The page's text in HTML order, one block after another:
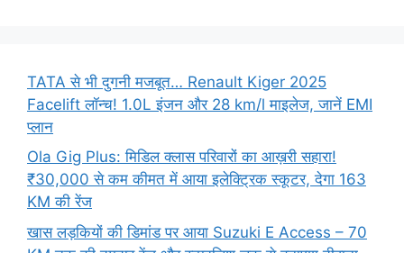
TATA से भी दुगनी मजबूत… Renault Kiger 2025
Facelift लॉन्च! 1.0L इंजन और 28 km/l माइलेज, जानें EMI
प्लान
Ola Gig Plus: मिडिल क्लास परिवारों का आख़री सहारा!
₹30,000 से कम कीमत में आया इलेक्ट्रिक स्कूटर, देगा 163
KM की रेंज
खास लड़कियों की डिमांड पर आया Suzuki E Access – 70